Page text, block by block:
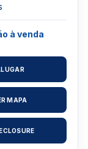
à venda
MAPA